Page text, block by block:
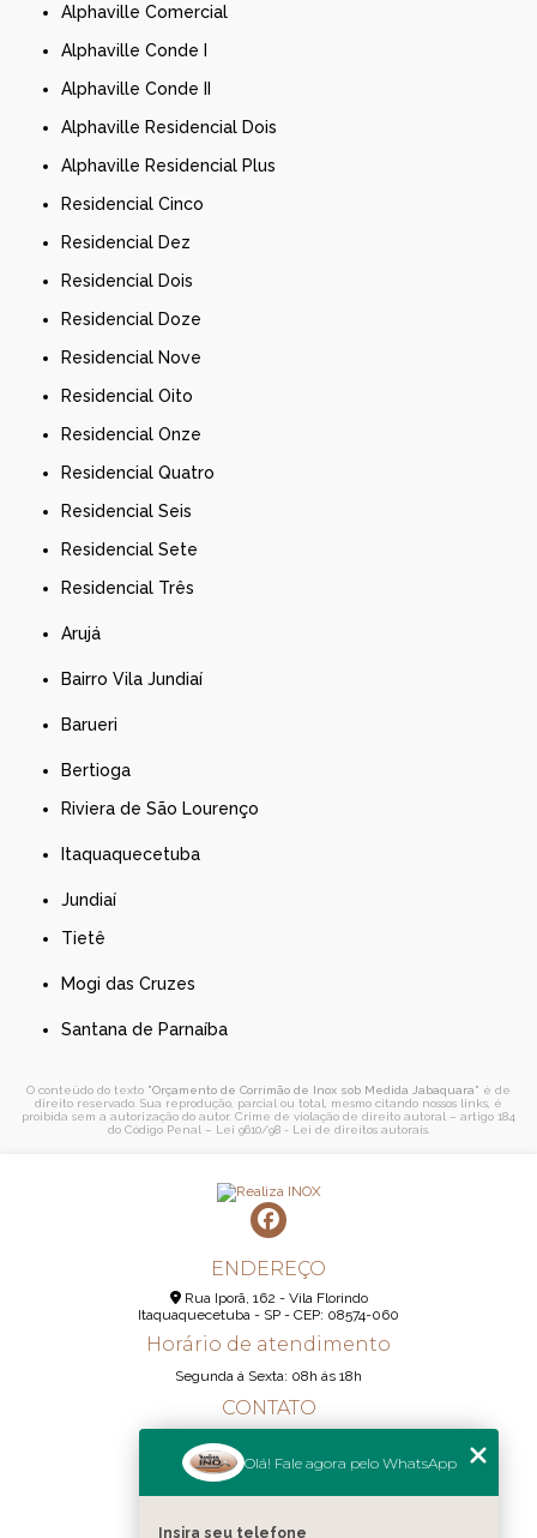
Alphaville Comercial
Alphaville Conde I
Alphaville Conde II
Alphaville Residencial Dois
Alphaville Residencial Plus
Residencial Cinco
Residencial Dez
Residencial Dois
Residencial Doze
Residencial Nove
Residencial Oito
Residencial Onze
Residencial Quatro
Residencial Seis
Residencial Sete
Residencial Três
Arujá
Bairro Vila Jundiaí
Barueri
Bertioga
Riviera de São Lourenço
Itaquaquecetuba
Jundiaí
Tietê
Mogi das Cruzes
Santana de Parnaíba
O conteúdo do texto "Orçamento de Corrimão de Inox sob Medida Jabaquara" é de
direito reservado. Sua reprodução, parcial ou total, mesmo citando nossos links, é
proibida sem a autorização do autor. Crime de violação de direito autoral – artigo 184
do Código Penal – Lei 9610/98 - Lei de direitos autorais.
ENDEREÇO
Rua Iporã, 162 - Vila Florindo
Itaquaquecetuba - SP - CEP: 08574-060
Horário de atendimento
Segunda á Sexta: 08h ás 18h
CONTATO
(11) 98189-1344
Olá! Fale agora pelo WhatsApp
Insira seu telefone